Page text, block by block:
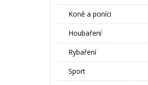
Koně a poníci
Houbaření
Rybaření
Sport